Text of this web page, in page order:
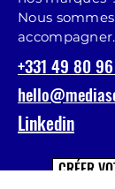
Nous
accompagner.
+331 49 80
Linkedin
CRÉER